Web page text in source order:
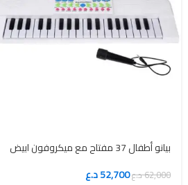
بيانو أطفال 37 مفتاح مع ميكروفون ابيض
62,000د.ع52,700د.ع